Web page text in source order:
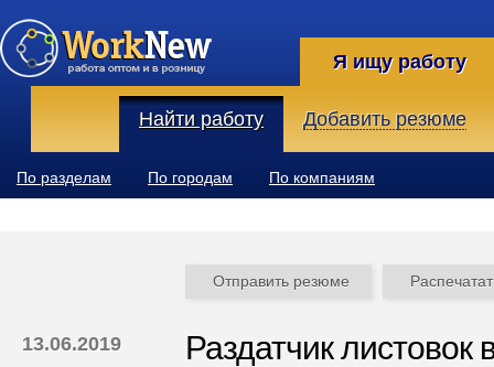
Я ищу работу
Найти работу Добавить резюме
По разделам По городам По компаниям
Отправить резюме
13.06.2019 Раздатчик листовок